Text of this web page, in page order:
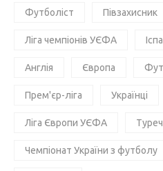
Футболіст Півзахисник
Ліга чемпіонів УЄФА
Англія Європа
Прем'єр-ліга Українці
Ліга Європи УЄФА
Чемпіонат України з футболу